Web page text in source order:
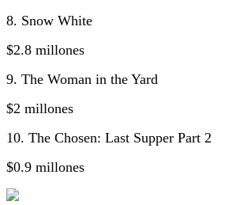
8. Snow White
$2.8 millones
9. The Woman in the Yard
$2 millones
10. The Chosen: Last Supper Part 2
$0.9 millones